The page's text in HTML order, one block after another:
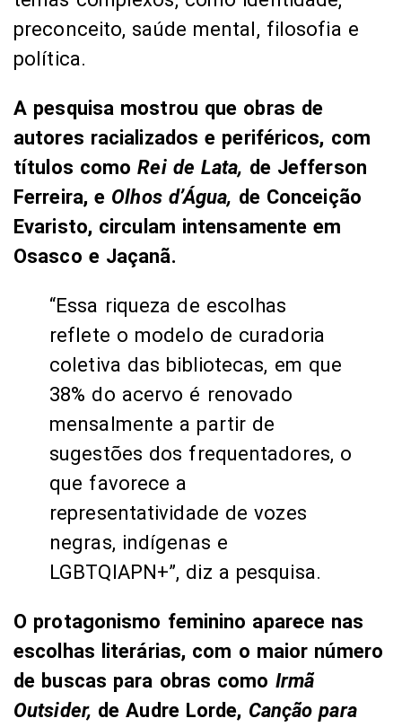
preconceito, saúde mental, filosofia e
política.
A pesquisa mostrou que obras de
autores racializados e periféricos, com
títulos comoRei de Lata, de Jefferson
Ferreira, e Olhos d’Água, de Conceição
Evaristo, circulam intensamente em
Osasco e Jaçanã.
“Essa riqueza de escolhas
reflete o modelo de curadoria
coletiva das bibliotecas, em que
38% do acervo é renovado
mensalmente a partir de
sugestões dos frequentadores, o
que favorece a
representatividade de vozes
negras, indígenas e
LGBTQIAPN+”, diz a pesquisa.
O protagonismo feminino aparece nas
escolhas literárias, com o maior número
de buscas para obras como Irmã
Outsider, de Audre Lorde, Canção para